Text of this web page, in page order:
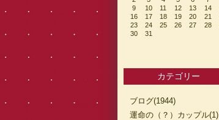
9
10 11 12 13 14
16
17 18 19 20 21
23
24 25 26 27 28
30
31
カテゴリー
ブログ(1944)
運命の（？）カップル(1)